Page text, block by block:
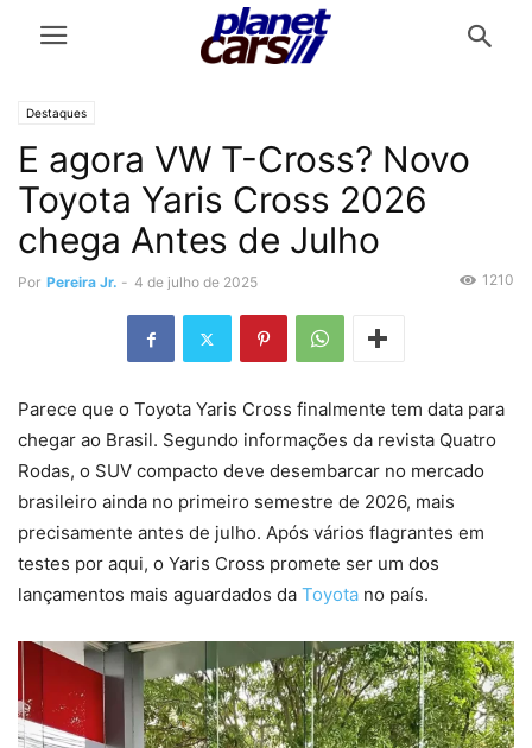
Destaques
E agora VW T-Cross? Novo
Toyota Yaris Cross 2026
chega Antes de Julho
Por Pereira Jr. - 4 de julho de 2025 1210
Parece que o Toyota Yaris Cross finalmente tem data para
chegar ao Brasil. Segundo informações da revista Quatro
Rodas, o SUV compacto deve desembarcar no mercado
brasileiro ainda no primeiro semestre de 2026, mais
precisamente antes de julho. Após vários flagrantes em
testes por aqui, o Yaris Cross promete ser um dos
lançamentos mais aguardados da Toyota no país.